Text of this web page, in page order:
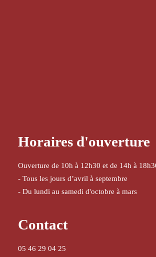
Horaires d'ouverture
Ouverture de 10h à 12h30 et de 14h à
- Tous les jours d’avril à septembre
- Du lundi au samedi d'octobre à mars
Contact
05 46 29 04 25